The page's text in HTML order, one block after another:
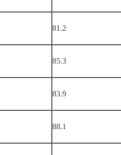
81.2
85.3
83.9
88.1